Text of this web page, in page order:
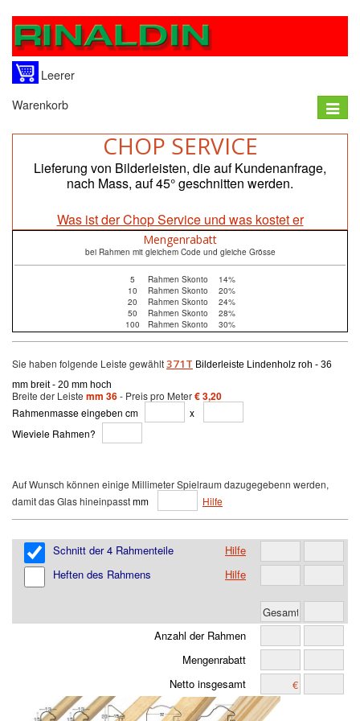
Leerer
Warenkorb
Toggle
CHOP SERVICE
Lieferung von Bilderleisten, die auf Kundenanfrage,
nach Mass, auf 45° geschnitten werden.
Was ist der Chop Service und was kostet er
Mengenrabatt
bei Rahmen mit gleichem Code und gleiche Grösse
5 Rahmen Skonto
14%
10
Rahmen Skonto
20%
20
Rahmen Skonto
24%
50
Rahmen Skonto
28%
100
Rahmen Skonto 30%
Sie haben folgende Leiste gewählt371T Bilderleiste Lindenholz roh - 36
mm breit - 20 mm hoch
Breite der Leiste mm 36- Preis pro Meter€ 3,20
Rahmenmasse eingeben cm
x
Wieviele Rahmen?
Auf Wunsch können einige Millimeter Spielraum dazugegebenn werden,
damit das Glas hineinpasstmm Hilfe
Schnitt der 4 Rahmenteile
Hilfe
Heften des Rahmens
Hilfe
Anzahl der Rahmen
Mengenrabatt
Netto insgesamt